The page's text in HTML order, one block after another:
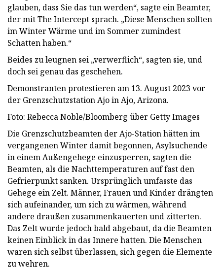
glauben, dass Sie das tun werden“, sagte ein Beamter,
der mit The Intercept sprach. „Diese Menschen sollten
im Winter Wärme und im Sommer zumindest
Schatten haben.“
Beides zu leugnen sei „verwerflich“, sagten sie, und
doch sei genau das geschehen.
Demonstranten protestieren am 13. August 2023 vor
der Grenzschutzstation Ajo in Ajo, Arizona.
Foto: Rebecca Noble/Bloomberg über Getty Images
Die Grenzschutzbeamten der Ajo-Station hätten im
vergangenen Winter damit begonnen, Asylsuchende
in einem Außengehege einzusperren, sagten die
Beamten, als die Nachttemperaturen auf fast den
Gefrierpunkt sanken. Ursprünglich umfasste das
Gehege ein Zelt. Männer, Frauen und Kinder drängten
sich aufeinander, um sich zu wärmen, während
andere draußen zusammenkauerten und zitterten.
Das Zelt wurde jedoch bald abgebaut, da die Beamten
keinen Einblick in das Innere hatten. Die Menschen
waren sich selbst überlassen, sich gegen die Elemente
zu wehren.